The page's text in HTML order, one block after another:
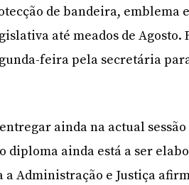
de bandeira, emblema
até meados de Agosto.
feira pela secretária
ainda na actual
diploma ainda está a ser
Administração e Justiça